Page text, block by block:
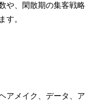
や、閑散期の集客戦略
す。
アメイク、データ、ア